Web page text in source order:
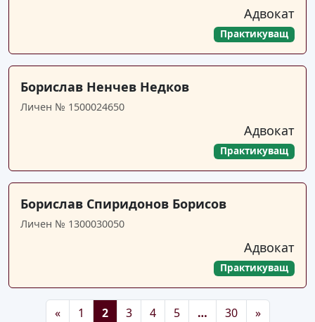
Адвокат
Практикуващ
Борислав Ненчев Недков
Личен № 1500024650
Адвокат
Практикуващ
Борислав Спиридонов Борисов
Личен № 1300030050
Адвокат
Практикуващ
«Предишна
1 2 3 4 5 … 30Последна
»Следваща